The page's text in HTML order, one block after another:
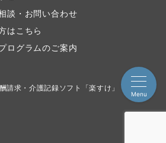
談・お問い合わせ
はこちら
ログラムのご案内
請求・介護記録ソフト「楽すけ」
Menu